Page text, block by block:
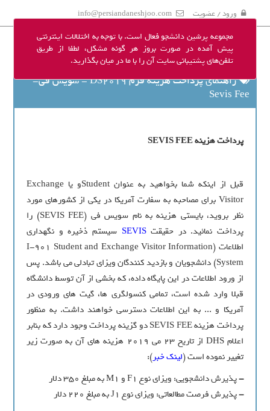
مجموعه پرشین دانشجو فعال است. با توجه به اختلالات اینترنتی
پیش آمده در صورت بروز هر گونه مشکل، لطفا از طریق
تلفن‌های پشتیبانی سایت آن را با ما در میان بگذارید.
ورود / عضویت info@persiandaneshjoo.com
راهنمای پرداخت هزینه فرم DS2019 - سویس فی-
Sevis Fee
پرداخت هزینه SEVIS FEE
قبل از اینکه شما بخواهید به عنوان Studentو یا Exchange
Visitor برای مصاحبه به سفارت آمریکا در یکی از کشورهای مورد
نظر بروید، بایستی هزینه به نام سویس فی (SEVIS FEE) را
پرداخت نمائید. در حقیقتSEVIS سیستم ذخیره و نگهداری
اطلاعات (I-901 Student and Exchange Visitor Information
System) دانشجویان و بازدید کنندگان ویزای تبادلی می باشد. پس
از ورود اطلاعات در این پایگاه داده، که بخشی از آن توسط دانشگاه
قبلا وارد شده است، تمامی کنسولگری ها، گیت های ورودی در
آمریکا و ... به این اطلاعات دسترسی خواهند داشت. به منظور
پرداخت هزینه SEVIS FEE دو گزینه پرداخت وجود دارد که بنابر
اعلام DHS از تاریخ 23 می 2019 هزینه های آن به صورت زیر
تغییر نموده است (لینک خبر):
-پذیرش دانشجویی: ویزای نوع F1 و M1 به مبلغ 350 دلار
-پذیرش فرصت مطالعاتی: ویزای نوع J1 به مبلغ 220 دلار